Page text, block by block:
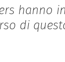
hanno
di